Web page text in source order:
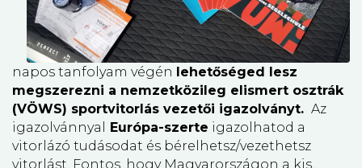
napos tanfolyam végén lehetőséged lesz
megszerezni a nemzetközileg elismert osztrák
(VÖWS) sportvitorlás vezetői igazolványt. Az
igazolvánnyal
Európa-szerte igazolhatod a
vitorlázó tudásodat és bérelhetsz/vezethetsz
vitorlást. Fontos, hogy Magyarországon a kis,